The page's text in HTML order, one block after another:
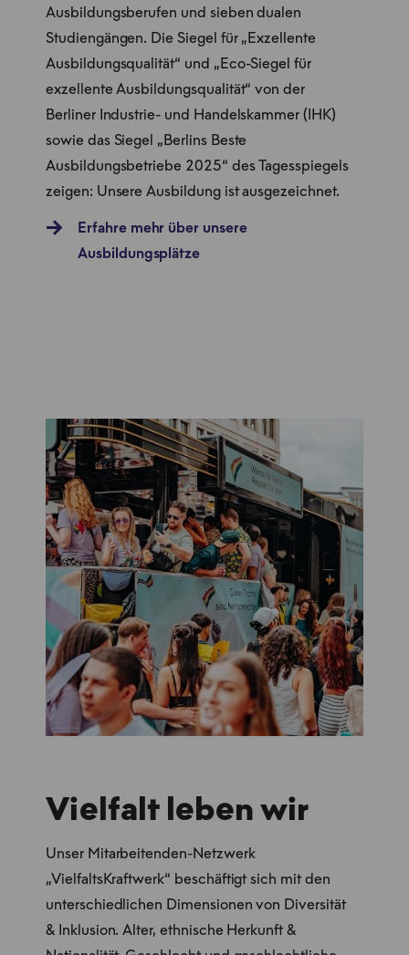
Ausbildungsberufen und sieben dualen
Studiengängen. Die Siegel für „Exzellente
Ausbildungsqualität“ und „Eco-Siegel für
exzellente Ausbildungsqualität“ von der
Berliner Industrie- und Handelskammer (IHK)
sowie das Siegel „Berlins Beste
Ausbildungsbetriebe 2025“ des Tagesspiegels
zeigen: Unsere Ausbildung ist ausgezeichnet.
Erfahre mehr über unsere
Ausbildungsplätze
Vielfalt leben wir
Unser Mitarbeitenden-Netzwerk
„VielfaltsKraftwerk“ beschäftigt sich mit den
unterschiedlichen Dimensionen von Diversität
& Inklusion. Alter, ethnische Herkunft &